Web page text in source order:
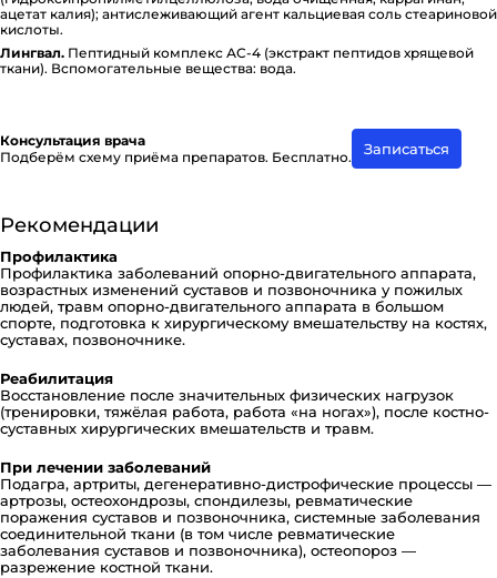
ацетат калия); ан­ти­с­ле­жи­ва­ю­щий агент каль­ци­е­вая соль сте­а­ри­но­вой
кислоты.
Лингвал. Пептидный комплекс АС-4 (экстракт пептидов хрящевой
ткани). Вспо­мо­га­тель­ные вещества: вода.
Консультация врача
Подберём схему приёма препаратов. Бесплатно.
Записаться
Рекомендации
Профилактика
Профилактика заболеваний опорно-двигательного аппарата,
возрастных изменений суставов и позвоночника у пожилых
людей, травм опорно-двигательного аппарата в большом
спорте, подготовка к хирургическому вмешательству на костях,
суставах, позвоночнике.
Реабилитация
Восстановление после значительных физических нагрузок
(тренировки, тяжёлая работа, работа «на ногах»), после костно-
суставных хирургических вмешательств и травм.
При лечении заболеваний
Подагра, артриты, дегенеративно-дистрофические процессы —
артрозы, остеохондрозы, спондилезы, ревматические
поражения суставов и позвоночника, системные заболевания
соединительной ткани (в том числе ревматические
заболевания суставов и позвоночника), остеопороз —
разрежение костной ткани.